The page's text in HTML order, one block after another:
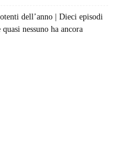
dell’anno | Dieci episodi
nessuno ha ancora